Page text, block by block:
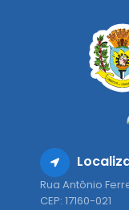
Rua Antônio
CEP: 17160-021